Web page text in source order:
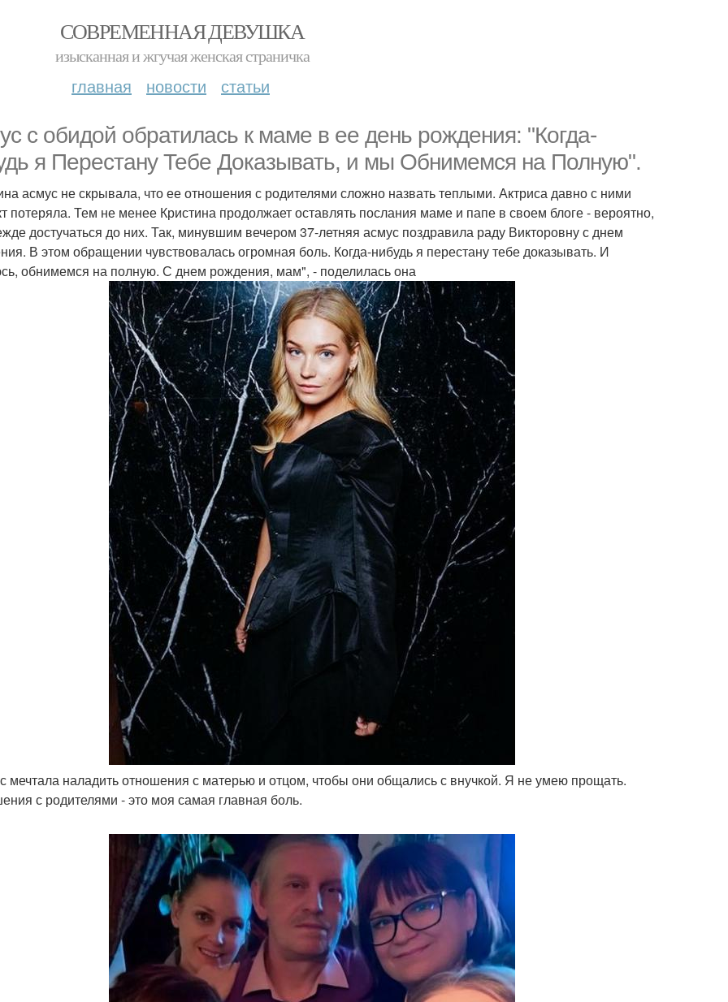
СОВРЕМЕННАЯ ДЕВУШКА
изысканная и жгучая женская страничка
главная новости статьи
с обидой обратилась к маме в ее день рождения: "Когда-
я Перестану Тебе Доказывать, и мы Обнимемся на Полную".
асмус не скрывала, что ее отношения с родителями сложно назвать теплыми. Актриса давно с ними
потеряла. Тем не менее Кристина продолжает оставлять послания маме и папе в своем блоге - вероятно,
достучаться до них. Так, минувшим вечером 37-летняя асмус поздравила раду Викторовну с днем
В этом обращении чувствовалась огромная боль. Когда-нибудь я перестану тебе доказывать. И
обнимемся на полную. С днем рождения, мам", - поделилась она
мечтала наладить отношения с матерью и отцом, чтобы они общались с внучкой. Я не умею прощать.
с родителями - это моя самая главная боль.